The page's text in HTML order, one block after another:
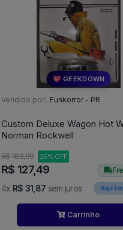
💖 GEEKDOWN
Vendido por: Funkorror - PR
Custom Deluxe Wagon Hot
Norman Rockwell
R$ 169,99 25% OFF
R$ 127,49
4x R$ 31,87 sem juros Aqui
Carrinho